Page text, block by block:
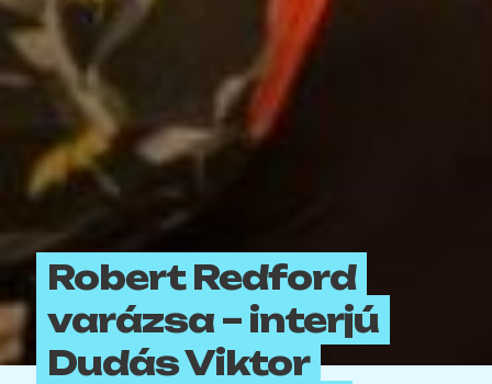
Robert Redford
varázsa – interjú
Dudás Viktor